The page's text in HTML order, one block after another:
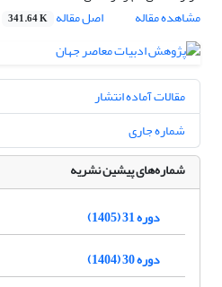
مشاهده مقاله
اصل مقاله 341.64 K
مقالات آماده انتشار
شماره جاری
شماره‌های پیشین نشریه
دوره 31 (1405)
دوره 30 (1404)